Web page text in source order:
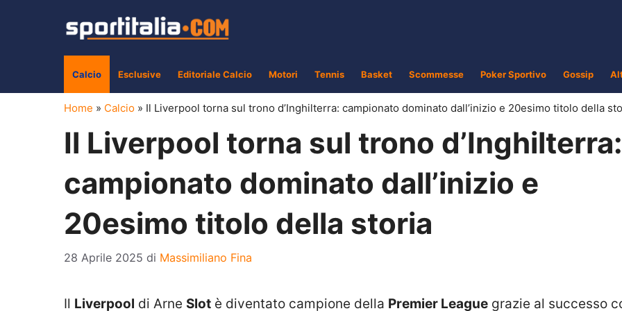
Calcio Esclusive Editoriale Calcio Motori Tennis Basket Scommesse Poker Sportivo Gossip
Home » Calcio » Il Liverpool torna sul trono d’Inghilterra: campionato dominato dall’inizio e 20esimo titolo della
Il Liverpool torna sul trono d’Inghilterra:
campionato dominato dall’inizio e
20esimo titolo della storia
28 Aprile 2025 di Massimiliano Fina
Il Liverpool di Arne Slot è diventato campione della Premier League grazie al successo